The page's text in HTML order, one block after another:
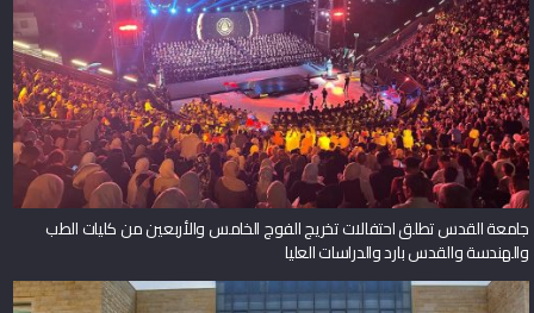
جامعة القدس تطلق احتفالات تخريج الفوج الخامس والأربعين من كليات الطب
والهندسة والقدس بارد والدراسات العليا